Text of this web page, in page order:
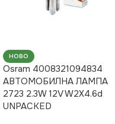
НОВО
Osram 4008321094834
АВТОМОБИЛНА ЛАМПА
2723 2.3W 12V W2X4.6d
UNPACKED